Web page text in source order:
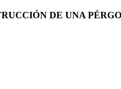
DE UNA